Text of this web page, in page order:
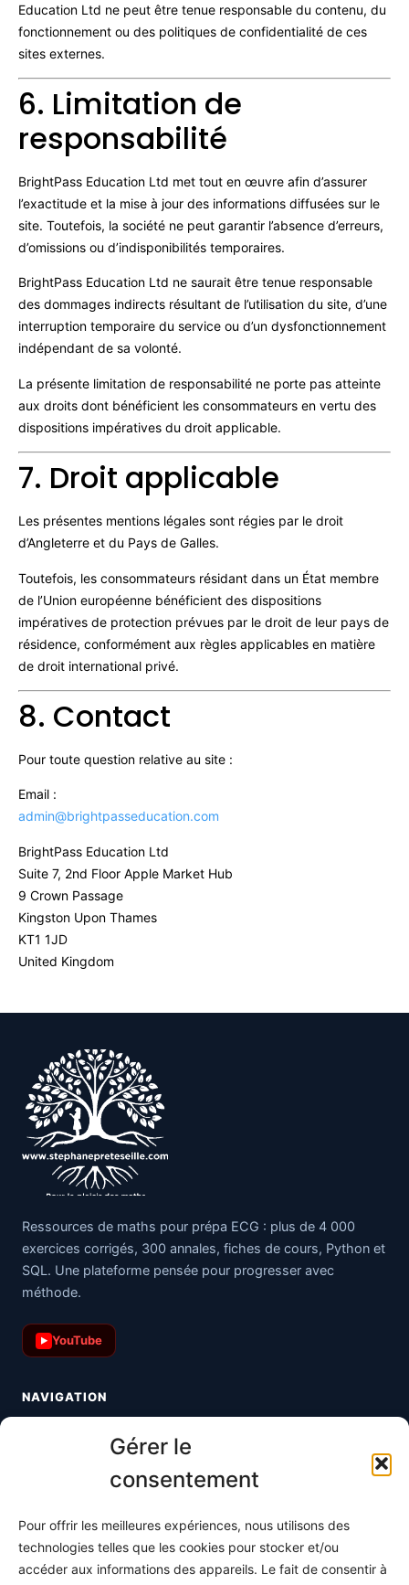
Gérer le
consentement
Pour offrir les meilleures expériences, nous utilisons des
technologies telles que les cookies pour stocker et/ou
accéder aux informations des appareils. Le fait de consentir à
Education Ltd ne peut être tenue responsable du contenu, du
fonctionnement ou des politiques de confidentialité de ces
sites externes.
6. Limitation de
responsabilité
BrightPass Education Ltd met tout en œuvre afin d’assurer
l’exactitude et la mise à jour des informations diffusées sur le
site. Toutefois, la société ne peut garantir l’absence d’erreurs,
d’omissions ou d’indisponibilités temporaires.
BrightPass Education Ltd ne saurait être tenue responsable
des dommages indirects résultant de l’utilisation du site, d’une
interruption temporaire du service ou d’un dysfonctionnement
indépendant de sa volonté.
La présente limitation de responsabilité ne porte pas atteinte
aux droits dont bénéficient les consommateurs en vertu des
dispositions impératives du droit applicable.
7. Droit applicable
Les présentes mentions légales sont régies par le droit
d’Angleterre et du Pays de Galles.
Toutefois, les consommateurs résidant dans un État membre
de l’Union européenne bénéficient des dispositions
impératives de protection prévues par le droit de leur pays de
résidence, conformément aux règles applicables en matière
de droit international privé.
8. Contact
Pour toute question relative au site :
Email :
admin@brightpasseducation.com
BrightPass Education Ltd
Suite 7, 2nd Floor Apple Market Hub
9 Crown Passage
Kingston Upon Thames
KT1 1JD
United Kingdom
Ressources de maths pour prépa ECG : plus de 4 000
exercices corrigés, 300 annales, fiches de cours, Python et
SQL. Une plateforme pensée pour progresser avec
méthode.
▶ YouTube
NAVIGATION
Toutes les maths
S'abonner
À propos